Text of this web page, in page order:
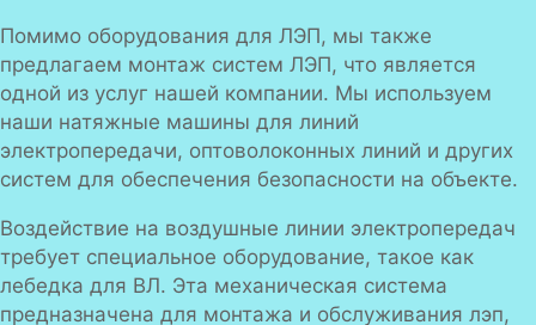
Помимо оборудования для ЛЭП, мы также
предлагаем монтаж систем ЛЭП, что является
одной из услуг нашей компании. Мы используем
наши натяжные машины для линий
электропередачи, оптоволоконных линий и других
систем для обеспечения безопасности на объекте.
Воздействие на воздушные линии электропередач
требует специальное оборудование, такое как
лебедка для ВЛ. Эта механическая система
предназначена для монтажа и обслуживания лэп,